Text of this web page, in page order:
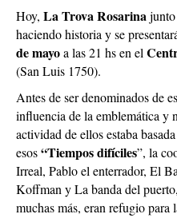
Hoy, La Trova Rosarinajunto
haciendo historia y se
de mayoa las 21 hs en el
(San Luis 1750).
Antes de ser denominados de
influencia de la emblemática y
actividad de ellos estaba
esos“Tiempos difíciles”, la
Irreal, Pablo el enterrador, El
Koffman y La banda del
muchas más, eran refugio para